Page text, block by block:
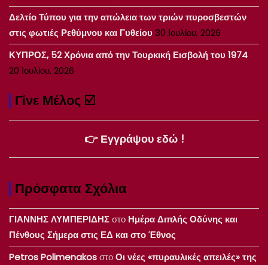
Δελτίο Τύπου για την απώλεια των τριών πυροσβεστών
στις φωτιές Ρεθύμνου και Γυθείου 30 Ιουλίου, 2026
ΚΥΠΡΟΣ, 52 Χρόνια από την Τουρκική Εισβολή του 1974
20 Ιουλίου, 2026
Γίνε Μέλος ☑️
👉 Εγγράψου εδώ !
Πρόσφατα Σχόλια
ΓΙΑΝΝΗΣ ΛΥΜΠΕΡΙΔΗΣστο Ημέρα Διπλής Οδύνης και
Πένθους Σήμερα στις ΕΔ και στο Έθνος
Petros PolimenakosστοΟι νέες «πυραυλικές απειλές» της